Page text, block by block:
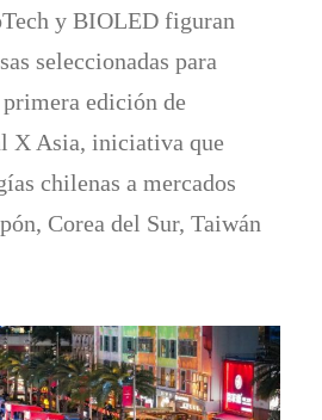
y BIOLED figuran
seleccionadas para
edición de
X Asia, iniciativa que
chilenas a mercados
Corea del Sur, Taiwán